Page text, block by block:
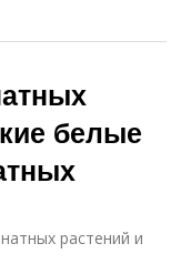
белые
растений и